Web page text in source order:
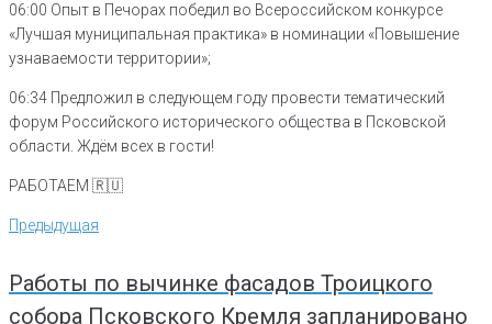
06:00 Опыт в Печорах победил во Всероссийском конкурсе
«Лучшая муниципальная практика» в номинации «Повышение
узнаваемости территории»;
06:34 Предложил в следующем году провести тематический
форум Российского исторического общества в Псковской
области. Ждём всех в гости!
РАБОТАЕМ 🇷🇺
Навигация
по
Предыдущая
Предыдущая
Работы по вычинке фасадов Троицкого
собора Псковского Кремля запланировано